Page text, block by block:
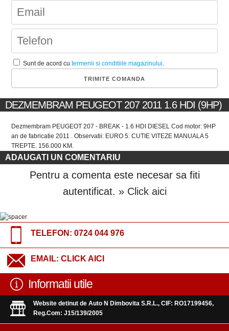
Sunt de acord cutermenii si conditiile magazinului.
DEZMEMBRAM PEUGEOT 207 2011 1.6 HDI (9HP)
Dezmembram PEUGEOT 207 - BREAK - 1.6 HDI DIESEL Cod motor: 9HP
an de fabricatie 2011 . Observatii: EURO 5. CUTIE VITEZE MANUALA 5
TREPTE. 156.000 KM.
ADAUGATI UN COMENTARIU
Pentru a comenta este necesar sa fiti
autentificat. » Click aici
TELEFON: 0724 044 976
EMAIL: CLICK AICI
Informatii utile
Website detinut de Auto N Dimbovita S.R.L., CIF: RO17199456,
Reg.Com: J15/139/2005